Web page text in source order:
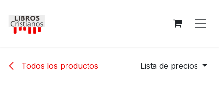
Todos los productos Lista de precios